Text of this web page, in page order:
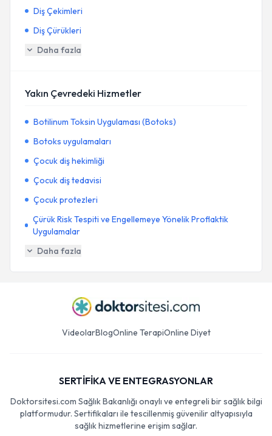
Diş Çekimleri
Diş Çürükleri
Daha fazla
Yakın Çevredeki Hizmetler
Botilinum Toksin Uygulaması (Botoks)
Botoks uygulamaları
Çocuk diş hekimliği
Çocuk diş tedavisi
Çocuk protezleri
Çürük Risk Tespiti ve Engellemeye Yönelik Proflaktik
Uygulamalar
Daha fazla
VideolarBlogOnline TerapiOnline Diyet
SERTİFİKA VE ENTEGRASYONLAR
Doktorsitesi.com Sağlık Bakanlığı onaylı ve entegreli bir sağlık bilgi
platformudur. Sertifikaları ile tescillenmiş güvenilir altyapısıyla
sağlık hizmetlerine erişim sağlar.